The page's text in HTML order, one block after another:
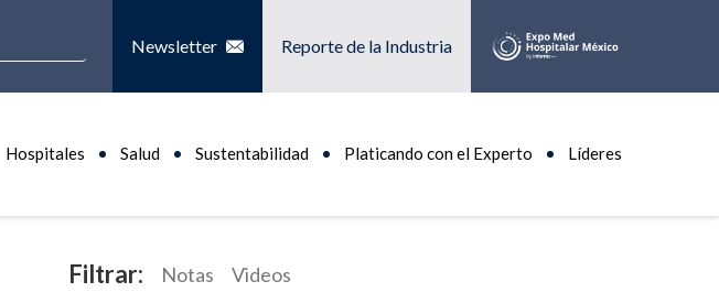
Newsletter Reporte de la Industria
Hospitales Salud Sustentabilidad Platicando con el Experto Líderes
Filtrar: Notas Videos